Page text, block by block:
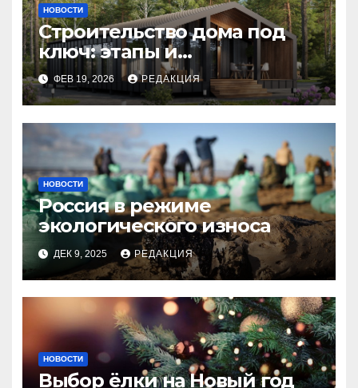
НОВОСТИ
Строительство дома под
ключ: этапы и
планирование бюджета
ФЕВ 19, 2026 РЕДАКЦИЯ
НОВОСТИ
Россия в режиме
экологического износа
ДЕК 9, 2025 РЕДАКЦИЯ
НОВОСТИ
Выбор ёлки на Новый год